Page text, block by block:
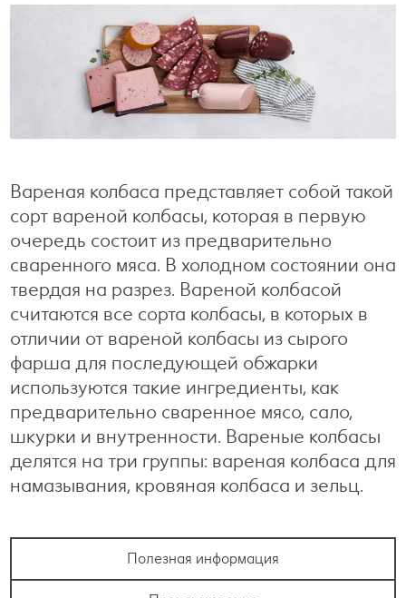
Готовим с удовольствием
Свободное время
Вареная колбаса представляет собой такой
сорт вареной колбасы, которая в первую
очередь состоит из предварительно
сваренного мяса. В холодном состоянии она
твердая на разрез. Вареной колбасой
считаются все сорта колбасы, в которых в
отличии от вареной колбасы из сырого
фарша для последующей обжарки
используются такие ингредиенты, как
предварительно сваренное мясо, сало,
шкурки и внутренности. Вареные колбасы
делятся на три группы: вареная колбаса для
намазывания, кровяная колбаса и зельц.
Полезная информация